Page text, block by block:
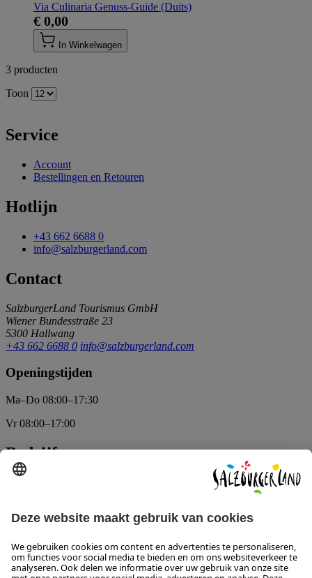
Via Culinaria Genuss-Guide (Duits)
€ 0,00
In Winkelwagen
3 producten
Toon
Service
Account
Bestellingen en Retouren
Hotlijn
+43 662 6688 0
info@salzburgerland.com
Contact
SalzburgerLand Tourismus GmbH
Wiener Bundesstraße 23
5300 Hallwang
+43 662 6688 0 info@salzburgerland.com
Openingstijden
Ma–Do 08:00–17:30
Vr 08:00–17:00
Bedrijf
Press